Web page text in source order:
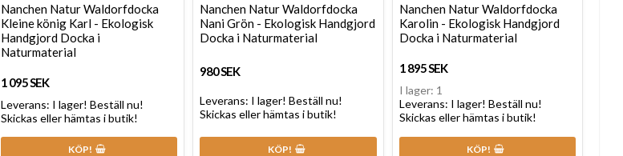
Nanchen Natur Waldorfdocka
Kleine könig Karl - Ekologisk
Handgjord Docka i
Naturmaterial
1 095 SEK
Leverans: I lager! Beställ nu!
Skickas eller hämtas i butik!
KÖP!
Nanchen Natur Waldorfdocka
Nani Grön - Ekologisk Handgjord
Docka i Naturmaterial
980 SEK
Leverans: I lager! Beställ nu!
Skickas eller hämtas i butik!
KÖP!
Nanchen Natur Waldorfdocka
Karolin - Ekologisk Handgjord
Docka i Naturmaterial
1 895 SEK
I lager: 1
Leverans: I lager! Beställ nu!
Skickas eller hämtas i butik!
KÖP!